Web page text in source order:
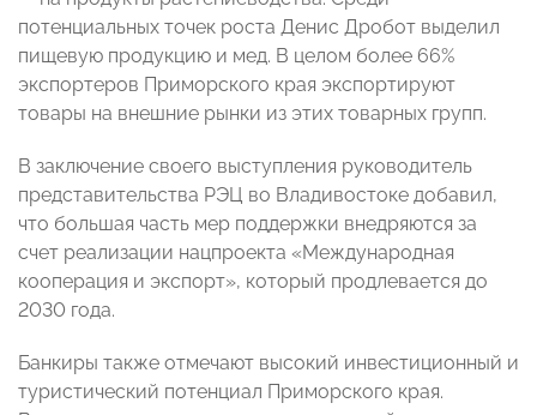
потенциальных точек роста Денис Дробот выделил
пищевую продукцию и мед. В целом более 66%
экспортеров Приморского края экспортируют
товары на внешние рынки из этих товарных групп.
В заключение своего выступления руководитель
представительства РЭЦ во Владивостоке добавил,
что большая часть мер поддержки внедряются за
счет реализации нацпроекта «Международная
кооперация и экспорт», который продлевается до
2030 года.
Банкиры также отмечают высокий инвестиционный и
туристический потенциал Приморского края.